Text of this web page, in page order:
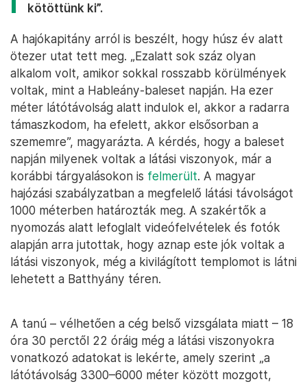
kötöttünk ki”.
A hajókapitány arról is beszélt, hogy húsz év alatt
ötezer utat tett meg. „Ezalatt sok száz olyan
alkalom volt, amikor sokkal rosszabb körülmények
voltak, mint a Hableány-baleset napján. Ha ezer
méter látótávolság alatt indulok el, akkor a radarra
támaszkodom, ha efelett, akkor elsősorban a
szememre”, magyarázta. A kérdés, hogy a baleset
napján milyenek voltak a látási viszonyok, már a
korábbi tárgyalásokon is felmerült. A magyar
hajózási szabályzatban a megfelelő látási távolságot
1000 méterben határozták meg. A szakértők a
nyomozás alatt lefoglalt videófelvételek és fotók
alapján arra jutottak, hogy aznap este jók voltak a
látási viszonyok, még a kivilágított templomot is látni
lehetett a Batthyány téren.
A tanú – vélhetően a cég belső vizsgálata miatt – 18
óra 30 perctől 22 óráig még a látási viszonyokra
vonatkozó adatokat is lekérte, amely szerint „a
látótávolság 3300–6000 méter között mozgott,